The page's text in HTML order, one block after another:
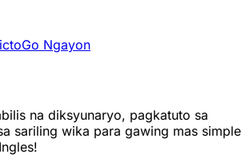
Ngayon
na diksyunaryo, pagkatuto sa
sariling wika para gawing mas simple